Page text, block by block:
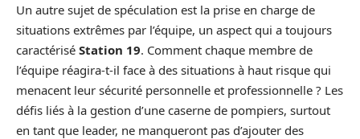
Un autre sujet de spéculation est la prise en charge de
situations extrêmes par l’équipe, un aspect qui a toujours
caractérisé Station 19. Comment chaque membre de
l’équipe réagira-t-il face à des situations à haut risque qui
menacent leur sécurité personnelle et professionnelle ? Les
défis liés à la gestion d’une caserne de pompiers, surtout
en tant que leader, ne manqueront pas d’ajouter des